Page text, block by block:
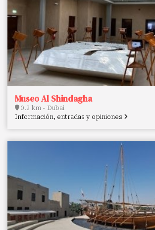
Museo Al Shindagha
0.2 km - Dubai
Información, entradas y opiniones